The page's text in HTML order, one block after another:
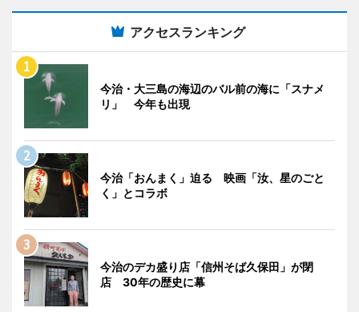
アクセスランキング
今治・大三島の海辺のバル前の海に「スナメ
リ」 今年も出現
今治「おんまく」迫る 映画「汝、星のごと
く」とコラボ
今治のデカ盛り店「信州そば久保田」が閉
店 30年の歴史に幕